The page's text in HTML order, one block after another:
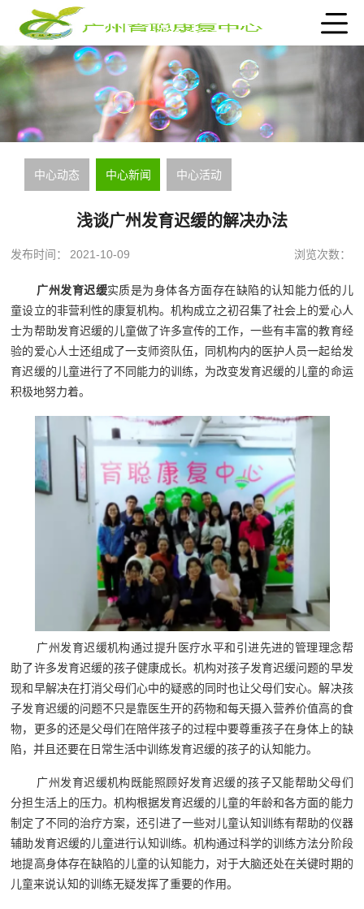
中心动态 中心新闻 中心活动
浅谈广州发育迟缓的解决办法
发布时间： 2021-10-09 浏览次数：
广州发育迟缓实质是为身体各方面存在缺陷的认知能力低的儿
童设立的非营利性的康复机构。机构成立之初召集了社会上的爱心人
士为帮助发育迟缓的儿童做了许多宣传的工作，一些有丰富的教育经
验的爱心人士还组成了一支师资队伍，同机构内的医护人员一起给发
育迟缓的儿童进行了不同能力的训练，为改变发育迟缓的儿童的命运
积极地努力着。
广州发育迟缓机构通过提升医疗水平和引进先进的管理理念帮
助了许多发育迟缓的孩子健康成长。机构对孩子发育迟缓问题的早发
现和早解决在打消父母们心中的疑惑的同时也让父母们安心。解决孩
子发育迟缓的问题不只是靠医生开的药物和每天摄入营养价值高的食
物，更多的还是父母们在陪伴孩子的过程中要尊重孩子在身体上的缺
陷，并且还要在日常生活中训练发育迟缓的孩子的认知能力。
广州发育迟缓机构既能照顾好发育迟缓的孩子又能帮助父母们
分担生活上的压力。机构根据发育迟缓的儿童的年龄和各方面的能力
制定了不同的治疗方案，还引进了一些对儿童认知训练有帮助的仪器
辅助发育迟缓的儿童进行认知训练。机构通过科学的训练方法分阶段
地提高身体存在缺陷的儿童的认知能力，对于大脑还处在关键时期的
儿童来说认知的训练无疑发挥了重要的作用。